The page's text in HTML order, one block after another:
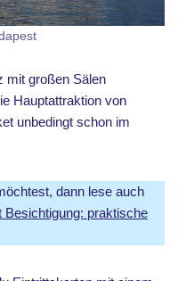
mit großen Sälen
Hauptattraktion von
unbedingt schon im
dann lese auch
Besichtigung: praktische